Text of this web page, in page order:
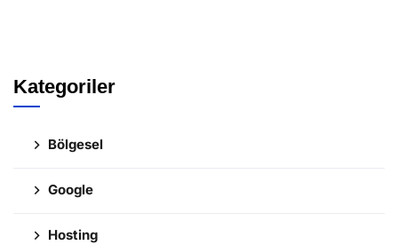
Kategoriler
Bölgesel
Google
Hosting